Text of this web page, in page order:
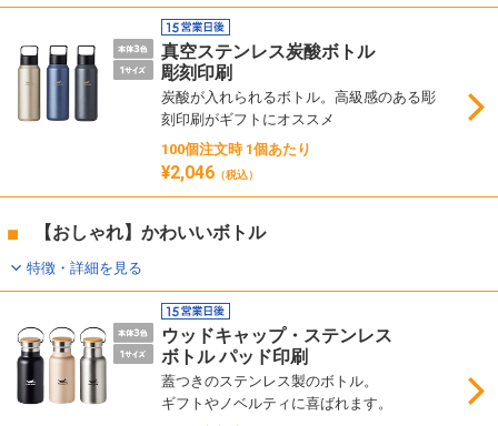
真空ステンレス炭酸ボトル
彫刻印刷
炭酸が入れられるボトル。高級感のある彫
刻印刷がギフトにオススメ
100個注文時 1個あたり
¥2,046 （税込）
【おしゃれ】かわいいボトル
特徴・詳細を見る
ウッドキャップ・ステンレス
ボトル パッド印刷
蓋つきのステンレス製のボトル。
ギフトやノベルティに喜ばれます。